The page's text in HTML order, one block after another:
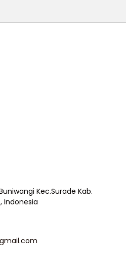
Kec.Surade Kab.
Indonesia